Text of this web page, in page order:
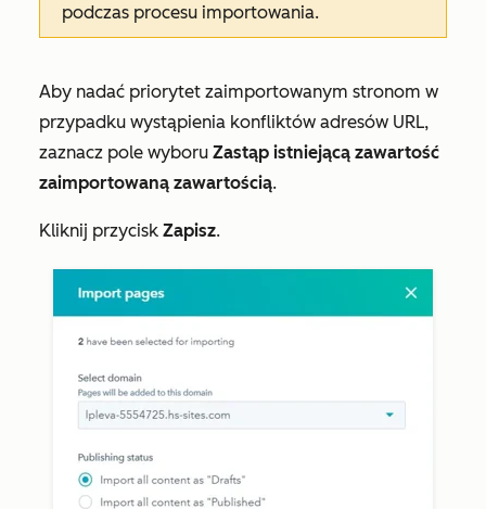
podczas procesu importowania.
Aby nadać priorytet zaimportowanym stronom w
przypadku wystąpienia konfliktów adresów URL,
zaznacz pole wyboru Zastąp istniejącą zawartość
zaimportowaną zawartością.
Kliknij przycisk Zapisz.